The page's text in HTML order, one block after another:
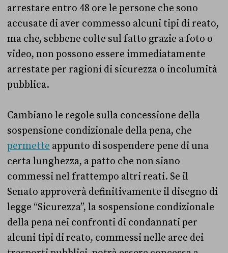
arrestare entro 48 ore le persone che sono
accusate di aver commesso alcuni tipi di reato,
ma che, sebbene colte sul fatto grazie a foto o
video, non possono essere immediatamente
arrestate per ragioni di sicurezza o incolumità
pubblica.
Cambiano le regole sulla concessione della
sospensione condizionale della pena, che
permette appunto di sospendere pene di una
certa lunghezza, a patto che non siano
commessi nel frattempo altri reati. Se il
Senato approverà definitivamente il disegno di
legge “Sicurezza”, la sospensione condizionale
della pena nei confronti di condannati per
alcuni tipi di reato, commessi nelle aree dei